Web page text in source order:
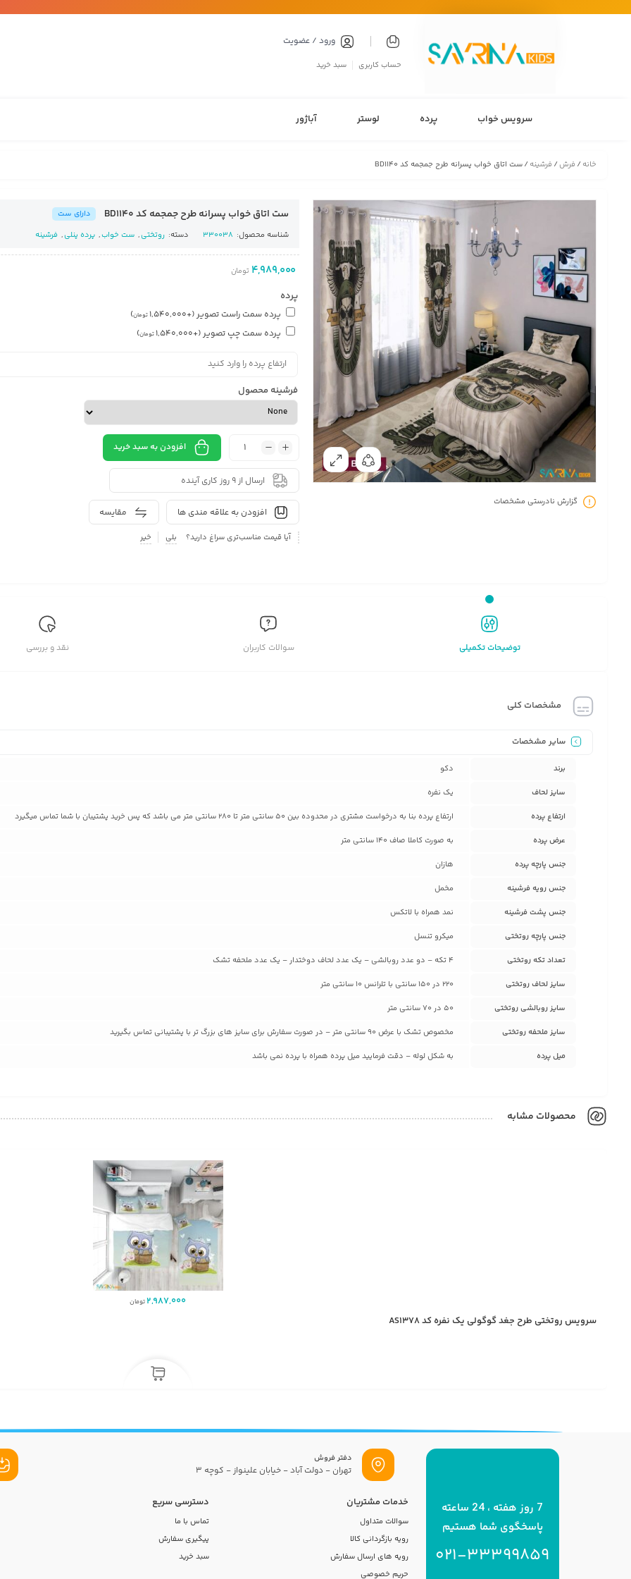
ورود / عضویت
حساب کاربری سبد خرید
سرویس خواب پرده لوستر آباژور
خانه/ فرش/ فرشینه/ ست اتاق خواب پسرانه طرح جمجمه کد BD1140
گزارش نادرستی مشخصات
ست اتاق خواب پسرانه طرح جمجمه کد BD1140
دارای ست
شناسه محصول: 330038 دسته: روتختی, ست خواب, پرده پنلی, فرشینه
4,989,000 تومان
پرده
پرده سمت راست تصویر (+
1,540,000 تومان)
پرده سمت چپ تصویر (+
1,540,000 تومان)
فرشینه محصول
افزودن به سبد خرید
ارسال از 9 روز کاری آینده
مقایسه افزودن به علاقه مندی ها
آیا قیمت مناسب‌تری سراغ دارید؟ بلی خیر
توضیحات تکمیلی سوالات کاربران نقد و بررسی
مشخصات کلی
سایر مشخصات
برند
دکو
سایز لحاف
یک نفره
ارتفاع پرده
ارتفاع پرده بنا به درخواست مشتری در محدوده بین 50 سانتی متر تا 280 سانتی متر می باشد که پس خرید پشتیبان با شما تماس میگیرد
عرض پرده
به صورت کاملا صاف 140 سانتی متر
جنس پارچه پرده
هازان
جنس رویه فرشینه
مخمل
جنس پشت فرشینه
نمد همراه با لاتکس
جنس پارچه روتختی
میکرو تنسل
تعداد تکه روتختی
4 تکه – دو عدد روبالشی – یک عدد لحاف دوختدار – یک عدد ملحفه تشک
سایز لحاف روتختی
220 در 150 سانتی با تلرانس 10 سانتی متر
سایز روبالشی روتختی
50 در 70 سانتی متر
سایز ملحفه روتختی
مخصوص تشک با عرض 90 سانتی متر – در صورت سفارش برای سایز های بزرگ تر با پشتیبانی تماس بگیرید
میل پرده
به شکل لوله – دقت فرمایید میل پرده همراه با پرده نمی باشد
محصولات مشابه
2,987,000تومان
سرویس روتختی طرح جغد گوگولی یک نفره کد AS1378
دفتر فروش
تهران - دولت آباد - خیابان علینواز - کوچه 3
7 روز هفته ، 24 ساعته
پاسخگوی شما هستیم
021-33399859
خدمات مشتریان
سوالات متداول
رویه بازگردانی کالا
رویه های ارسال سفارش
حریم خصوصی
دسترسی سریع
تماس با ما
پیگیری سفارش
سبد خرید